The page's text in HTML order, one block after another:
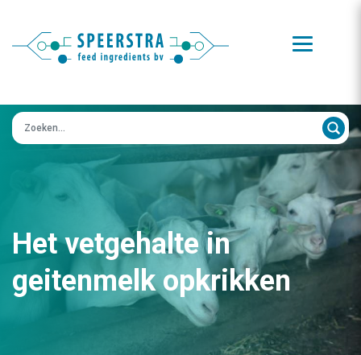
Zoeken op:
Het vetgehalte in
geitenmelk opkrikken